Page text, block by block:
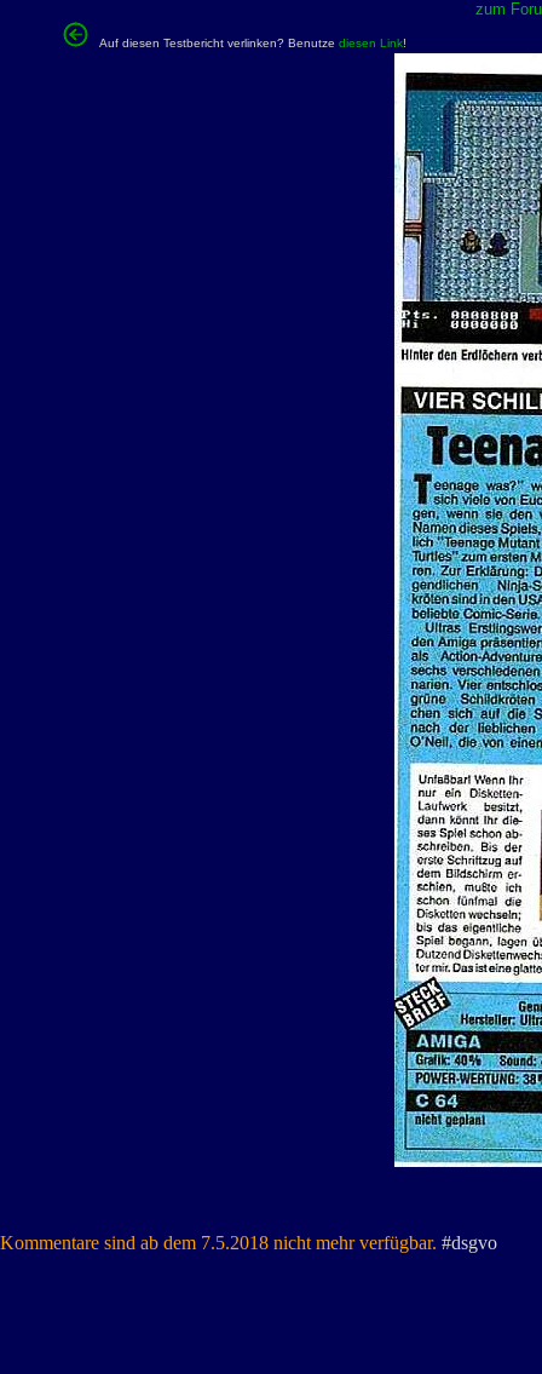
zum
Auf diesen Testbericht verlinken? Benutze diesen Link!
Kommentare sind ab dem 7.5.2018 nicht mehr verfügbar. #dsgvo